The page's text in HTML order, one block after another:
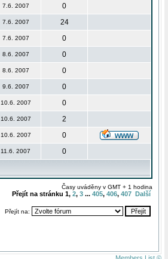
7.6. 2007
0
7.6. 2007
24
7.6. 2007
0
8.6. 2007
0
8.6. 2007
0
9.6. 2007
0
10.6. 2007
0
10.6. 2007
2
10.6. 2007
0
11.6. 2007 0
Časy uváděny v GMT + 1 hodina
Přejít na stránku 1, 2, 3 ... 405, 406, 407 Další
Přejít na: